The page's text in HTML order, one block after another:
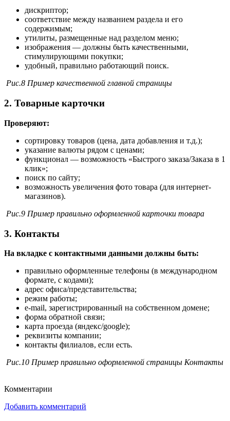
дискриптор;
соответствие между названием раздела и его
содержимым;
утилиты, размещенные над разделом меню;
изображения — должны быть качественными,
стимулирующими покупки;
удобный, правильно работающий поиск.
Рис.8 Пример качественной главной страницы
2. Товарные карточки
Проверяют:
сортировку товаров (цена, дата добавления и т.д.);
указание валюты рядом с ценами;
функционал — возможность «Быстрого заказа/Заказа в 1
клик»;
поиск по сайту;
возможность увеличения фото товара (для интернет-
магазинов).
Рис.9 Пример правильно оформленной карточки товара
3. Контакты
На вкладке с контактными данными должны быть:
правильно оформленные телефоны (в международном
формате, с кодами);
адрес офиса/представительства;
режим работы;
e-mail, зарегистрированный на собственном домене;
форма обратной связи;
карта проезда (яндекс/google);
реквизиты компании;
контакты филиалов, если есть.
Рис.10 Пример правильно оформленной страницы Контакты
Комментарии
Добавить комментарий